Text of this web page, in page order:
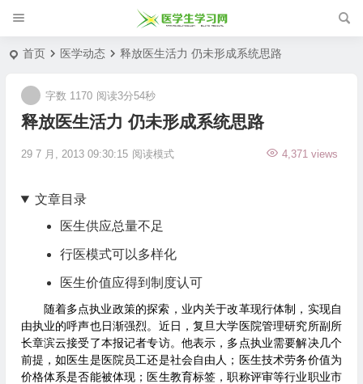
首页 医学动态 释放医生活力 仍未形成系统思路
释放医生活力 仍未形成系统思路
29 7 月, 2013 09:30:15 4,371 views
字数 1170 阅读3分54秒
阅读模式
文章目录
医生供应总量不足
行医模式可以多样化
医生价值应得到制度认可
随着多点执业政策的探索，业内关于改革现行体制，实现自
由执业的呼声也日渐强烈。近日，复旦大学医院管理研究所副所
长章滨云接受了本报记者专访。他表示，多点执业需要解决几个
前提，如医生是医院员工还是社会自由人；医生技术劳务价值为
价格体系是否能被体现；医生教育标签，职称评审等行业职业市